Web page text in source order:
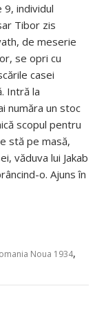
9, individul
Tibor zis
de meserie
se opri cu
casei
Intră la
număra un stoc
scopul pentru
stă pe masă,
văduva lui Jakab
o. Ajuns în
Noua 1934,